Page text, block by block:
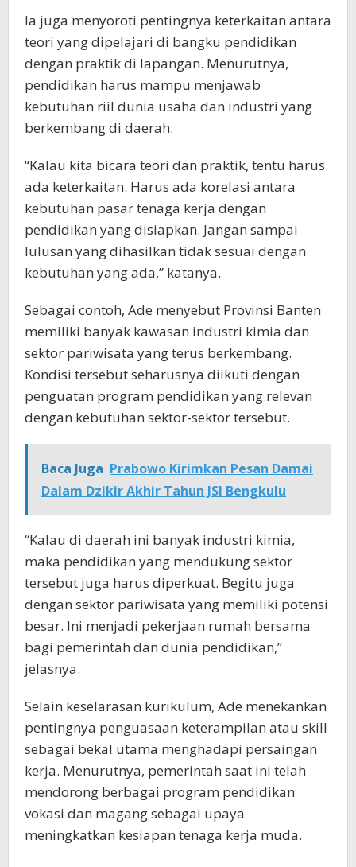
Ia juga menyoroti pentingnya keterkaitan antara
teori yang dipelajari di bangku pendidikan
dengan praktik di lapangan. Menurutnya,
pendidikan harus mampu menjawab
kebutuhan riil dunia usaha dan industri yang
berkembang di daerah.
“Kalau kita bicara teori dan praktik, tentu harus
ada keterkaitan. Harus ada korelasi antara
kebutuhan pasar tenaga kerja dengan
pendidikan yang disiapkan. Jangan sampai
lulusan yang dihasilkan tidak sesuai dengan
kebutuhan yang ada,” katanya.
Sebagai contoh, Ade menyebut Provinsi Banten
memiliki banyak kawasan industri kimia dan
sektor pariwisata yang terus berkembang.
Kondisi tersebut seharusnya diikuti dengan
penguatan program pendidikan yang relevan
dengan kebutuhan sektor-sektor tersebut.
Baca Juga Prabowo Kirimkan Pesan Damai
Dalam Dzikir Akhir Tahun JSI Bengkulu
“Kalau di daerah ini banyak industri kimia,
maka pendidikan yang mendukung sektor
tersebut juga harus diperkuat. Begitu juga
dengan sektor pariwisata yang memiliki potensi
besar. Ini menjadi pekerjaan rumah bersama
bagi pemerintah dan dunia pendidikan,”
jelasnya.
Selain keselarasan kurikulum, Ade menekankan
pentingnya penguasaan keterampilan atau skill
sebagai bekal utama menghadapi persaingan
kerja. Menurutnya, pemerintah saat ini telah
mendorong berbagai program pendidikan
vokasi dan magang sebagai upaya
meningkatkan kesiapan tenaga kerja muda.